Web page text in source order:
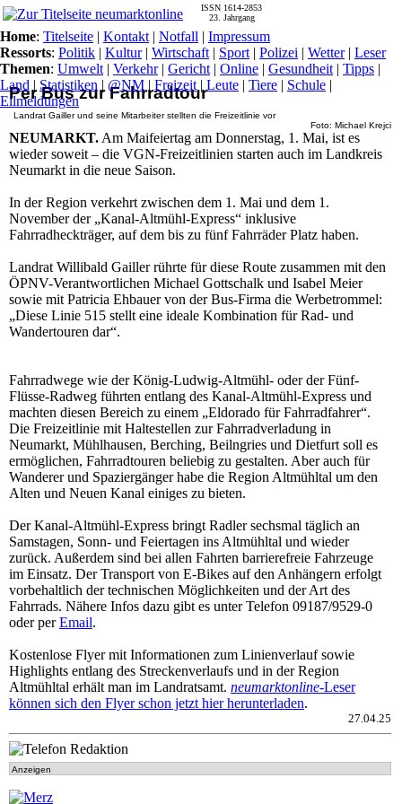
Per Bus zur Fahrradtour
Landrat Gailler und seine Mitarbeiter stellten die Freizeitlinie vor
Foto: Michael Krejci
NEUMARKT. Am Maifeiertag am Donnerstag, 1. Mai, ist es
wieder soweit – die VGN-Freizeitlinien starten auch im Landkreis
Neumarkt in die neue Saison.
In der Region verkehrt zwischen dem 1. Mai und dem 1.
November der „Kanal-Altmühl-Express“ inklusive
Fahrradheckträger, auf dem bis zu fünf Fahrräder Platz haben.
Landrat Willibald Gailler rührte für diese Route zusammen mit den
ÖPNV-Verantwortlichen Michael Gottschalk und Isabel Meier
sowie mit Patricia Ehbauer von der Bus-Firma die Werbetrommel:
„Diese Linie 515 stellt eine ideale Kombination für Rad- und
Wandertouren dar“.
Fahrradwege wie der König-Ludwig-Altmühl- oder der Fünf-
Flüsse-Radweg führten entlang des Kanal-Altmühl-Express und
machten diesen Bereich zu einem „Eldorado für Fahrradfahrer“.
Die Freizeitlinie mit Haltestellen zur Fahrradverladung in
Neumarkt, Mühlhausen, Berching, Beilngries und Dietfurt soll es
ermöglichen, Fahrradtouren beliebig zu gestalten. Aber auch für
Wanderer und Spaziergänger habe die Region Altmühltal um den
Alten und Neuen Kanal einiges zu bieten.
Der Kanal-Altmühl-Express bringt Radler sechsmal täglich an
Samstagen, Sonn- und Feiertagen ins Altmühltal und wieder
zurück. Außerdem sind bei allen Fahrten barrierefreie Fahrzeuge
im Einsatz. Der Transport von E-Bikes auf den Anhängern erfolgt
vorbehaltlich der technischen Möglichkeiten und der Art des
Fahrrads. Nähere Infos dazu gibt es unter Telefon 09187/9529-0
oder perEmail.
Kostenlose Flyer mit Informationen zum Linienverlauf sowie
Highlights entlang des Streckenverlaufs und in der Region
Altmühltal erhält man im Landratsamt. neumarktonline-Leser
können sich den Flyer schon jetzt hier herunterladen.
27.04.25
Anzeigen
ISSN 1614-2853
23. Jahrgang
Home: Titelseite | Kontakt | Notfall | Impressum
Ressorts: Politik | Kultur| Wirtschaft | Sport | Polizei | Wetter| Leser
Themen: Umwelt | Verkehr| Gericht | Online | Gesundheit | Tipps |
Land | Statistiken | @NM | Freizeit | Leute | Tiere | Schule |
Eilmeldungen